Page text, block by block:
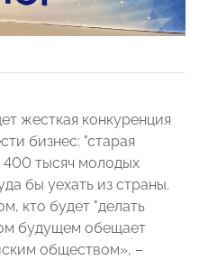
жесткая конкуренция
бизнес: "старая
400 тысяч молодых
бы уехать из страны.
кто будет "делать
будущем обещает
обществом», –